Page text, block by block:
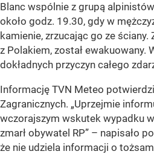
Blanc wspólnie z grupą
około godz. 19.30, gdy w
kamienie, zrzucając go ze ściany.
z Polakiem, został ewakuowany.
dokładnych przyczyn całego
Informację TVN Meteo
Zagranicznych. „Uprzejmie
wczorajszym wskutek wypadku
zmarł obywatel RP” – napisało
że nie udziela informacji o